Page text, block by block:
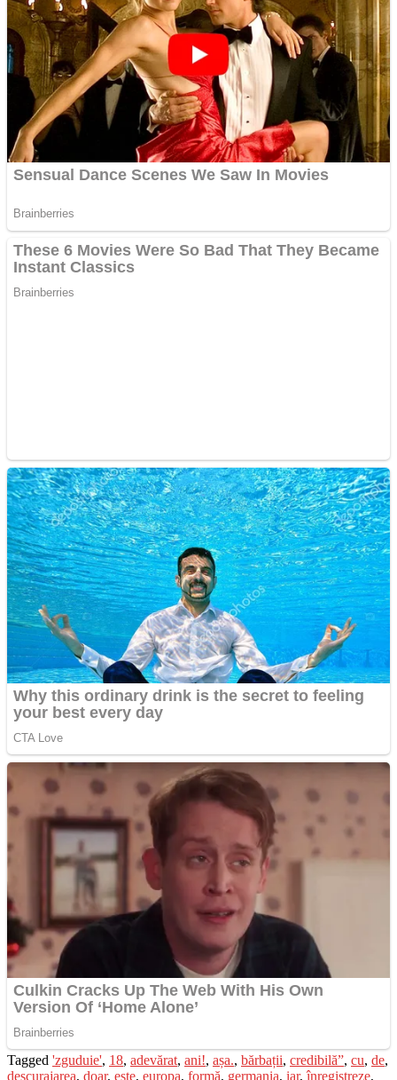
Tagged 'zguduie', 18, adevărat, ani!, așa., bărbații, credibilă”, cu, de,
descurajarea, doar, este, europa, formă, germania, iar,înregistreze,